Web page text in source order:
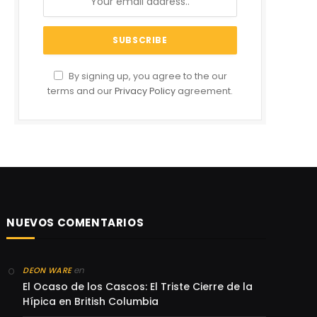
By signing up, you agree to the our
terms and ourPrivacy Policy agreement.
NUEVOS COMENTARIOS
DEON WAREen
El Ocaso de los Cascos: El Triste Cierre de la
Hípica en British Columbia